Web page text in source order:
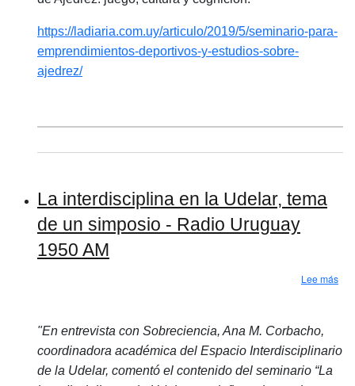
https://ladiaria.com.uy/articulo/2019/5/seminario-para-
emprendimientos-deportivos-y-estudios-sobre-
ajedrez/
La interdisciplina en la Udelar, tema
de un simposio - Radio Uruguay
1950 AM
Lee más
"En entrevista con Sobreciencia, Ana M. Corbacho,
coordinadora académica del Espacio Interdisciplinario
de la Udelar, comentó el contenido del seminario “La